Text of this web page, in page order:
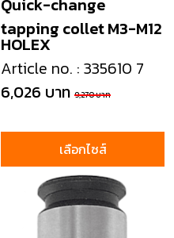
HOLEX
Quick-change
tapping collet M3-M12
Article no. : 335610 7
6,026 บาท 9,270 บาท
เลือกไซส์